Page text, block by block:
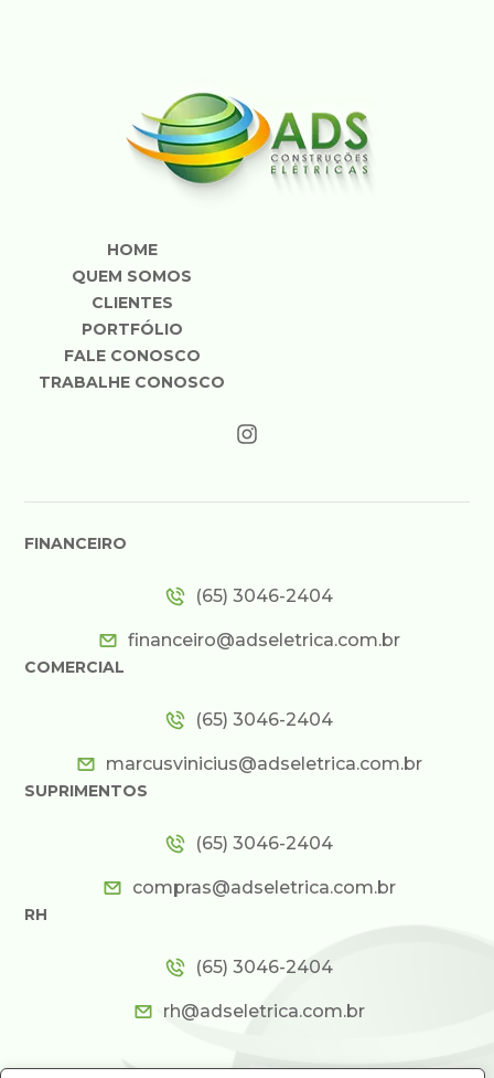
HOME
QUEM SOMOS
CLIENTES
PORTFÓLIO
FALE CONOSCO
TRABALHE CONOSCO
FINANCEIRO
(65) 3046-2404
financeiro@adseletrica.com.br
COMERCIAL
(65) 3046-2404
marcusvinicius@adseletrica.com.br
SUPRIMENTOS
(65) 3046-2404
compras@adseletrica.com.br
RH
(65) 3046-2404
rh@adseletrica.com.br